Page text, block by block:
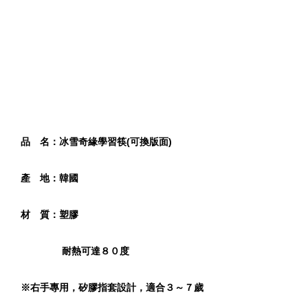
品 名：冰雪奇緣學習筷(可換版面)
產 地：韓國
材 質：塑膠
耐熱可達８０度
※右手專用，矽膠指套設計，適合３～７歲